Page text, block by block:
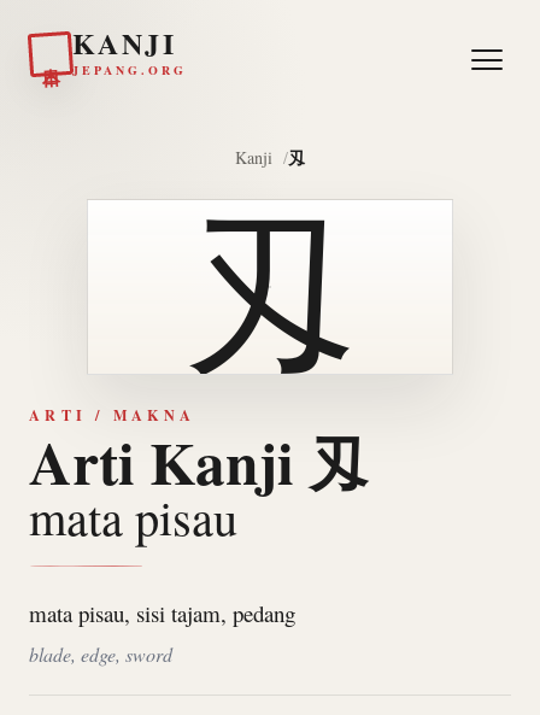
KANJI
JEPANG.ORG
Kanji 刄
刄
ARTI / MAKNA
Arti Kanji 刄
mata pisau
mata pisau, sisi tajam, pedang
blade, edge, sword